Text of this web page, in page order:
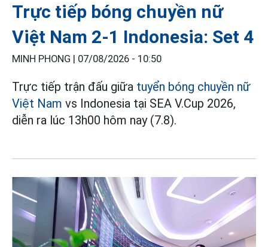
Trực tiếp bóng chuyền nữ
Việt Nam 2-1 Indonesia: Set 4
MINH PHONG | 07/08/2026 - 10:50
Trực tiếp trận đấu giữa tuyển bóng chuyền nữ
Việt Nam vs Indonesia tại SEA V.Cup 2026,
diễn ra lúc 13h00 hôm nay (7.8).